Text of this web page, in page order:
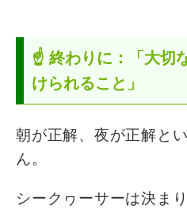
☝️ 終わりに：「大切
けられること」
朝が正解、夜が正解と
ん。
シークヮーサーは決ま